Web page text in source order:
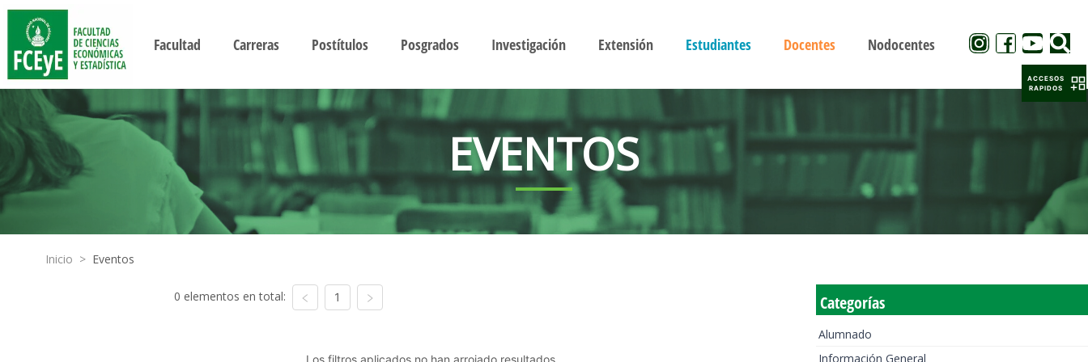
Facultad Carreras Postítulos Posgrados Investigación Extensión Estudiantes Docentes Nodocentes
EVENTOS
Inicio > Eventos
0 elementos en total: 1
Los filtros aplicados no han arrojado resultados
Categorías
Alumnado
Información General
ACCESOS
RAPIDOS